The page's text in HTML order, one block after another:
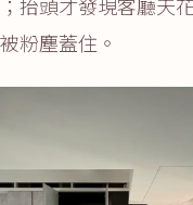
抬頭才發現客廳天
粉塵蓋住。